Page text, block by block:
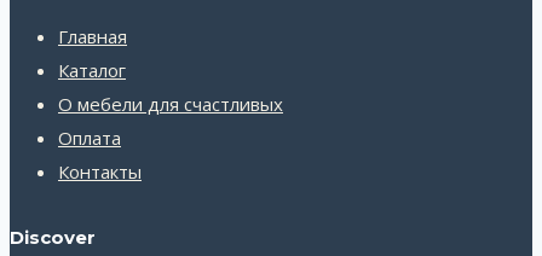
Главная
Каталог
О мебели для счастливых
Оплата
Контакты
Discover